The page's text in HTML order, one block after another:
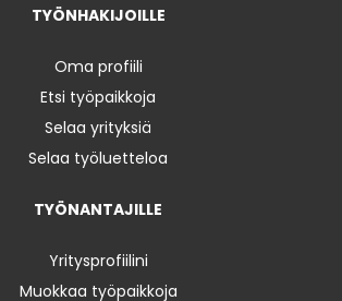
TYÖNHAKIJOILLE
Oma profiili
Etsi työpaikkoja
Selaa yrityksiä
Selaa työluetteloa
TYÖNANTAJILLE
Yritysprofiilini
Muokkaa työpaikkoja